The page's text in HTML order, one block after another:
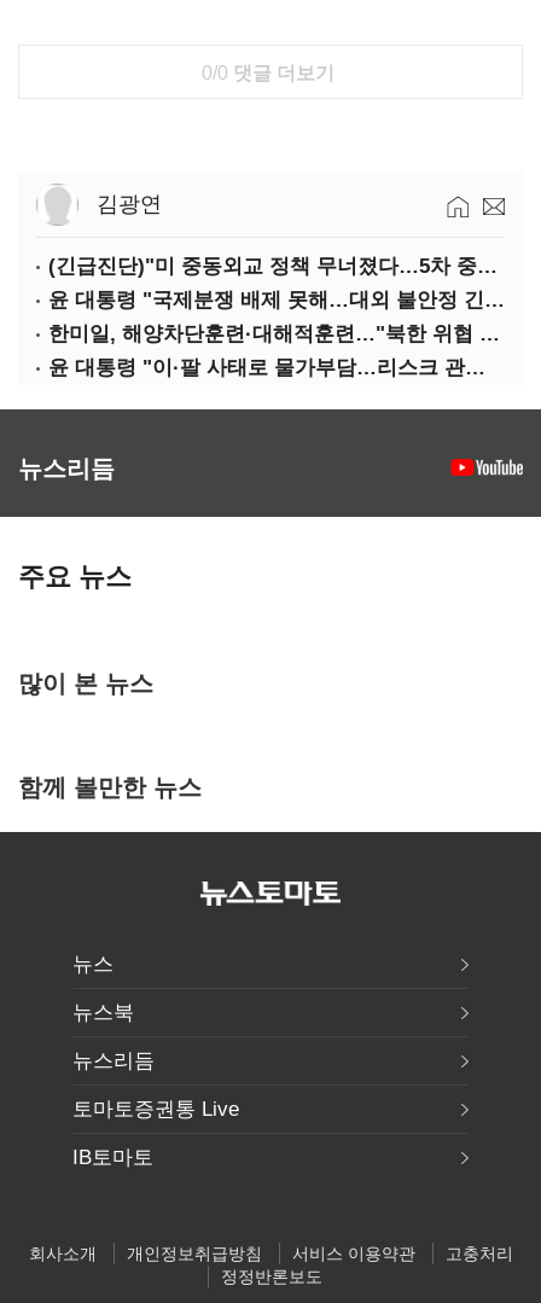
0/0 댓글 더보기
김광연
(긴급진단)"미 중동외교 정책 무너졌다…5차 중동전 가능성은 낮아"
윤 대통령 "국제분쟁 배제 못해…대외 불안정 긴밀대응"
한미일, 해양차단훈련·대해적훈련…"북한 위협 억제"
윤 대통령 "이·팔 사태로 물가부담…리스크 관리 만전 기해야"
뉴스리듬
주요 뉴스
많이 본 뉴스
함께 볼만한 뉴스
뉴스
뉴스북
뉴스리듬
토마토증권통 Live
IB토마토
회사소개 개인정보취급방침 서비스 이용약관
고충처리
정정반론보도